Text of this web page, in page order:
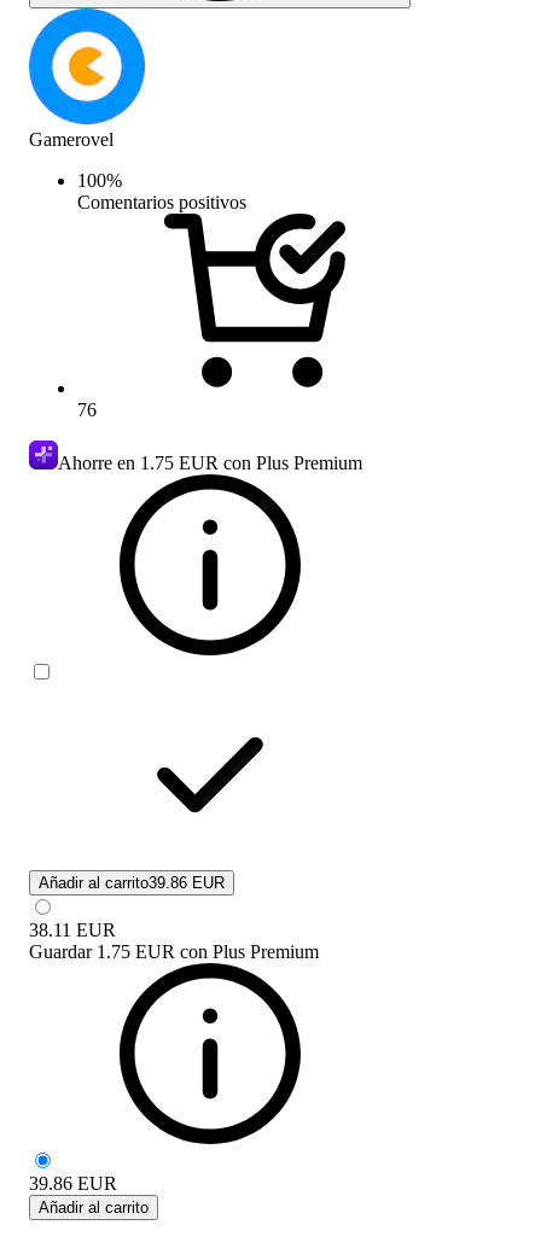
Gamerovel
100%
Comentarios positivos
76
Ahorre en 1.75 EUR con Plus Premium
Añadir al carrito39.86 EUR
38.11 EUR
Guardar 1.75 EUR con Plus Premium
39.86 EUR
Añadir al carrito